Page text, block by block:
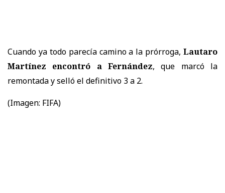
Cuando ya todo parecía camino a la prórroga, Lautaro
Martínez encontró a Fernández, que marcó la
remontada y selló el definitivo 3 a 2.
(Imagen: FIFA)